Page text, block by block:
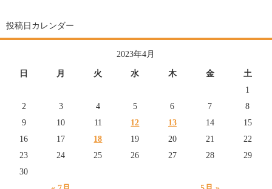
投稿日カレンダー
2023年4月
日 月 火 水 木 金 土
1
2
3 4 5 6 7
8
9
10 11 12 13 14
15
16
17 18 19 20 21
22
23
24 25 26 27 28
29
30